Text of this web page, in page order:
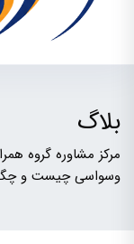
بلاگ
مرکز مشاوره گروه
وسواسی چیست و